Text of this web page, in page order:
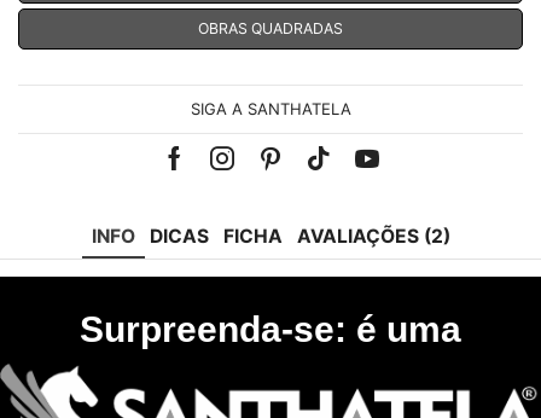
OBRAS QUADRADAS
SIGA A SANTHATELA
FacebookInstagramPinterest
Tik-Youtube
INFO DICAS FICHA AVALIAÇÕES (2)
Surpreenda-se: é uma